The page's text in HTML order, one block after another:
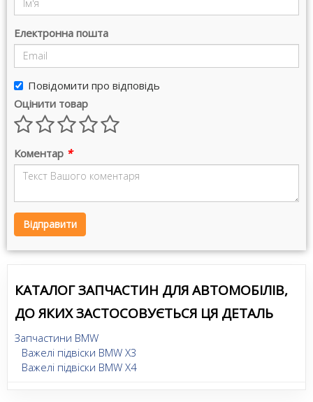
Електронна пошта
Повідомити про відповідь
Оцінити товар
Коментар *
Відправити
КАТАЛОГ ЗАПЧАСТИН ДЛЯ АВТОМОБІЛІВ,
ДО ЯКИХ ЗАСТОСОВУЄТЬСЯ ЦЯ ДЕТАЛЬ
Запчастини BMW
Важелі підвіски BMW X3
Важелі підвіски BMW X4